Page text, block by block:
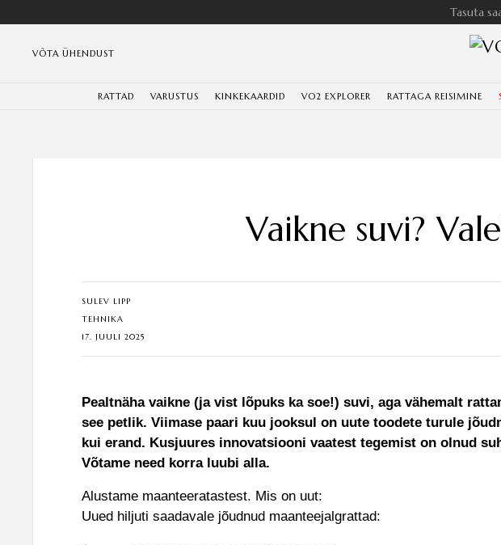
Tasuta
VÕTA ÜHENDUST
RATTAD VARUSTUS KINKEKAARDID VO2 EXPLORER RATTAGA REISIMINE
Vaikne suvi?
SULEV LIPP
TEHNIKA
17. JUULI 2025
Pealtnäha vaikne (ja vist lõpuks ka soe!) suvi, aga vähemalt
see petlik. Viimase paari kuu jooksul on uute toodete turule
kui erand. Kusjuures innovatsiooni vaatest tegemist on olnud
Võtame need korra luubi alla.
Alustame maanteeratastest. Mis on uut:
Uued hiljuti saadavale jõudnud maanteejalgrattad: